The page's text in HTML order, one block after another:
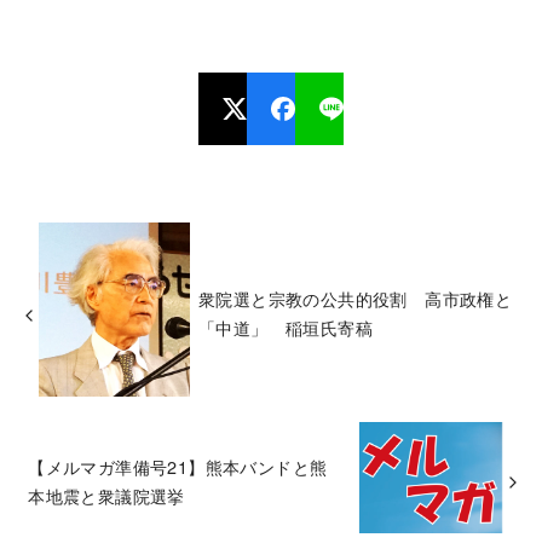
衆院選と宗教の公共的役割 高市政権と
「中道」 稲垣氏寄稿
【メルマガ準備号21】熊本バンドと熊
本地震と衆議院選挙